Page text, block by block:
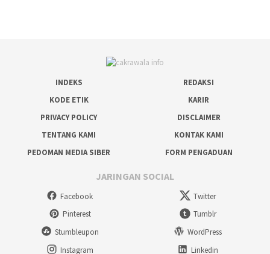
INDEKS
REDAKSI
KODE ETIK
KARIR
PRIVACY POLICY
DISCLAIMER
TENTANG KAMI
KONTAK KAMI
PEDOMAN MEDIA SIBER
FORM PENGADUAN
JARINGAN SOCIAL
Facebook
Twitter
Pinterest
Tumblr
Stumbleupon
WordPress
Instagram
Linkedin